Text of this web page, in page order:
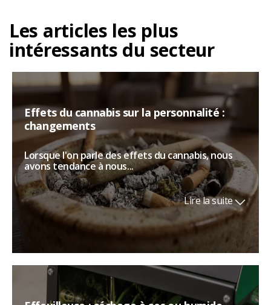
Les articles les plus
intéressants du secteur
Effets du cannabis sur la personnalité :
changements
Lorsque l'on parle des effets du cannabis, nous
avons tendance à nous...
Lire la suite